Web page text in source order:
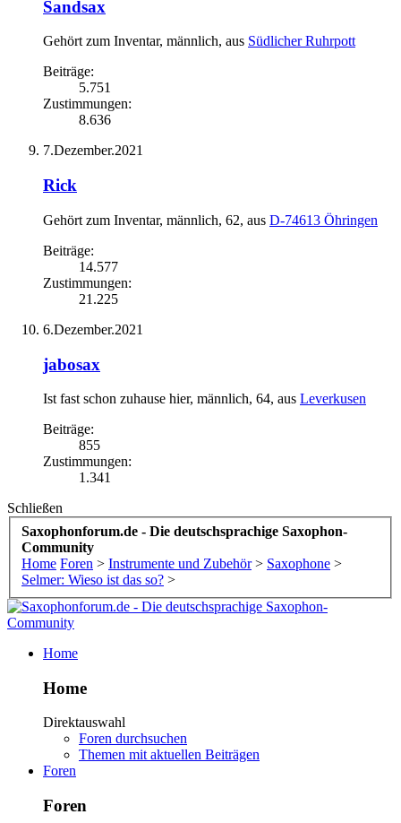
Sandsax
Gehört zum Inventar, männlich, aus Südlicher Ruhrpott
Beiträge:
5.751
Zustimmungen:
8.636
7.Dezember.2021
Rick
Gehört zum Inventar, männlich, 62, aus D-74613 Öhringen
Beiträge:
14.577
Zustimmungen:
21.225
6.Dezember.2021
jabosax
Ist fast schon zuhause hier, männlich, 64, aus Leverkusen
Beiträge:
855
Zustimmungen:
1.341
Schließen
Saxophonforum.de - Die deutschsprachige Saxophon-
Community
Home Foren > Instrumente und Zubehör > Saxophone >
Selmer: Wieso ist das so? >
Home
Home
Direktauswahl
Foren durchsuchen
Themen mit aktuellen Beiträgen
Foren
Foren